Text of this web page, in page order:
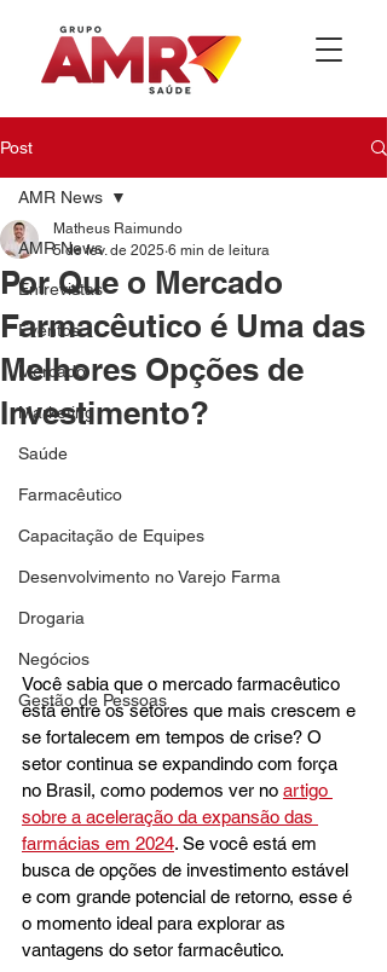
Post
AMR News
Entrevistas
Eventos
Mercado
Marketing
Saúde
Farmacêutico
Capacitação de Equipes
Desenvolvimento no Varejo Farma
Drogaria
Negócios
Gestão de Pessoas
AMR News
Por Que o Mercado
Farmacêutico é Uma das
Melhores Opções de
Investimento?
Matheus Raimundo
5 de fev. de 2025 6 min de leitura
Você sabia que o mercado farmacêutico
está entre os setores que mais crescem e
se fortalecem em tempos de crise? O
setor continua se expandindo com força
no Brasil, como podemos ver no artigo
sobre a aceleração da expansão das
farmácias em 2024. Se você está em
busca de opções de investimento estável
e com grande potencial de retorno, esse é
o momento ideal para explorar as
vantagens do setor farmacêutico.